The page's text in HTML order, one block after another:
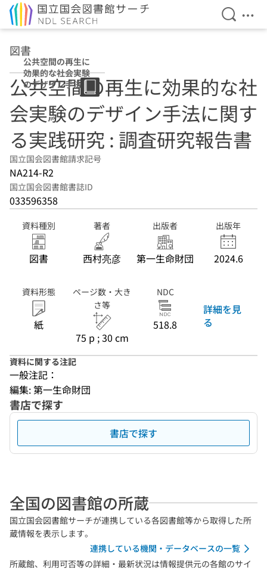
検索を
メ
図書
公共空間の再生に
効果的な社会実験
のデザイン手法に
関する実践研究 :
調査研究報告書
公共空間の再生に効果的な社
会実験のデザイン手法に関す
る実践研究 : 調査研究報告書
国立国会図書館請求記号
NA214-R2
国立国会図書館書誌ID
033596358
資料種別
図書
著者
西村亮彦
出版者
第一生命財団
出版年
2024.6
資料形態
紙
ページ数・大き
さ等
75 p ; 30 cm
NDC
518.8
詳細を見
る
資料に関する注記
一般注記：
編集: 第一生命財団
書店で探す
書店で探す
全国の図書館の所蔵
国立国会図書館サーチが連携している各図書館等から取得した所
蔵情報を表示します。
連携している機関・データベースの一覧
所蔵館、利用可否等の詳細・最新状況は情報提供元の各館のサイ